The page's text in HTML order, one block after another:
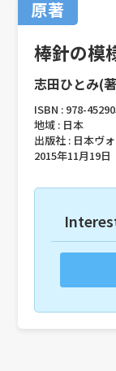
原著
棒針の模
志田ひとみ(
ISBN : 978-
地域 : 日本
出版社 : 日本ヴ
2015年11月19日